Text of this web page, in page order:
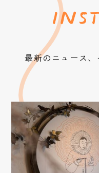
最新のニュース